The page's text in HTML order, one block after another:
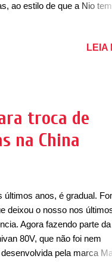
ao estilo de que a Nio
o RL7 Concept e o RL9
carros nascidos com essa
que va...
LEIA
troca de
na China
últimos anos, é gradual.
deixou o nosso nos
Agora fazendo parte da
80V, que não foi nem
pela marca